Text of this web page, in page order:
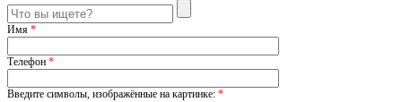
Имя *
Телефон *
Введите символы, изображённые на картинке: *